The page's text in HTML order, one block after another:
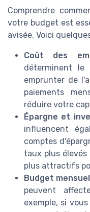
Comprendre
votre budget est
avisée. Voici
Coût des
déterminent
emprunter de
paiements
réduire votre
Épargne et
influencent
comptes
taux plus
plus attractifs
Budget
peuvent
exemple, si